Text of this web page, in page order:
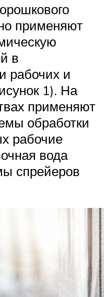
применяют
в
рабочих и
1). На
применяют
обработки
рабочие
вода
спрейеров